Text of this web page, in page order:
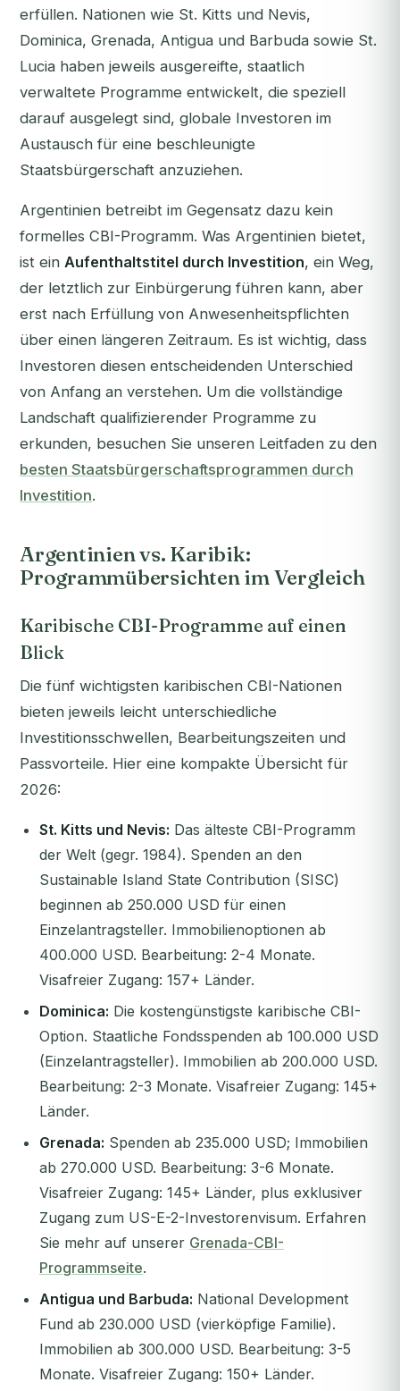
erfüllen. Nationen wie St. Kitts und Nevis,
Dominica, Grenada, Antigua und Barbuda sowie St.
Lucia haben jeweils ausgereifte, staatlich
verwaltete Programme entwickelt, die speziell
darauf ausgelegt sind, globale Investoren im
Austausch für eine beschleunigte
Staatsbürgerschaft anzuziehen.
Argentinien betreibt im Gegensatz dazu kein
formelles CBI-Programm. Was Argentinien bietet,
ist ein Aufenthaltstitel durch Investition, ein Weg,
der letztlich zur Einbürgerung führen kann, aber
erst nach Erfüllung von Anwesenheitspflichten
über einen längeren Zeitraum. Es ist wichtig, dass
Investoren diesen entscheidenden Unterschied
von Anfang an verstehen. Um die vollständige
Landschaft qualifizierender Programme zu
erkunden, besuchen Sie unseren Leitfaden zu den
besten Staatsbürgerschaftsprogrammen durch
Investition.
Argentinien vs. Karibik:
Programmübersichten im Vergleich
Karibische CBI-Programme auf einen
Blick
Die fünf wichtigsten karibischen CBI-Nationen
bieten jeweils leicht unterschiedliche
Investitionsschwellen, Bearbeitungszeiten und
Passvorteile. Hier eine kompakte Übersicht für
2026:
St. Kitts und Nevis: Das älteste CBI-Programm
der Welt (gegr. 1984). Spenden an den
Sustainable Island State Contribution (SISC)
beginnen ab 250.000 USD für einen
Einzelantragsteller. Immobilienoptionen ab
400.000 USD. Bearbeitung: 2-4 Monate.
Visafreier Zugang: 157+ Länder.
Dominica: Die kostengünstigste karibische CBI-
Option. Staatliche Fondsspenden ab 100.000 USD
(Einzelantragsteller). Immobilien ab 200.000 USD.
Bearbeitung: 2-3 Monate. Visafreier Zugang: 145+
Länder.
Grenada: Spenden ab 235.000 USD; Immobilien
ab 270.000 USD. Bearbeitung: 3-6 Monate.
Visafreier Zugang: 145+ Länder, plus exklusiver
Zugang zum US-E-2-Investorenvisum. Erfahren
Sie mehr auf unserer Grenada-CBI-
Programmseite.
Antigua und Barbuda: National Development
Fund ab 230.000 USD (vierköpfige Familie).
Immobilien ab 300.000 USD. Bearbeitung: 3-5
Monate. Visafreier Zugang: 150+ Länder.